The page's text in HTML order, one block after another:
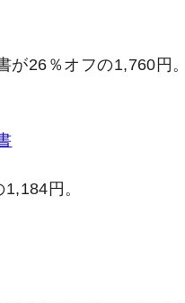
が26％オフの1,760円。
円。